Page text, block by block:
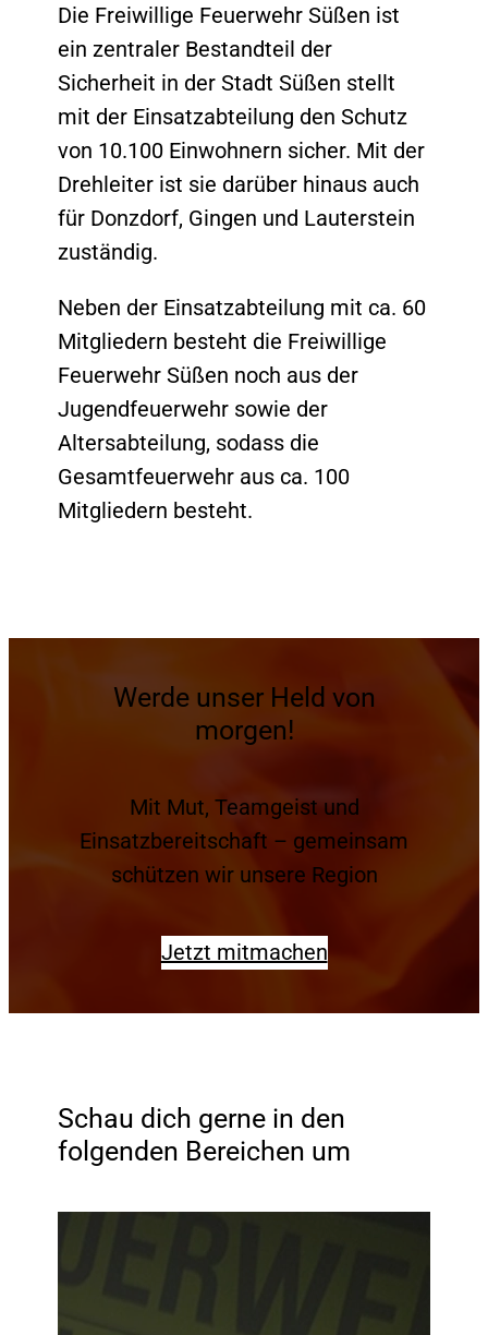
Die Freiwillige Feuerwehr Süßen ist
ein zentraler Bestandteil der
Sicherheit in der Stadt Süßen stellt
mit der Einsatzabteilung den Schutz
von 10.100 Einwohnern sicher. Mit der
Drehleiter ist sie darüber hinaus auch
für Donzdorf, Gingen und Lauterstein
zuständig.
Neben der Einsatzabteilung mit ca. 60
Mitgliedern besteht die Freiwillige
Feuerwehr Süßen noch aus der
Jugendfeuerwehr sowie der
Altersabteilung, sodass die
Gesamtfeuerwehr aus ca. 100
Mitgliedern besteht.
Werde unser Held von
morgen!
Mit Mut, Teamgeist und
Einsatzbereitschaft – gemeinsam
schützen wir unsere Region
Jetzt mitmachen
Schau dich gerne in den
folgenden Bereichen um